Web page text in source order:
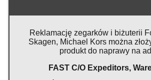
Reklamację zegarków i biżuterii
Skagen, Michael Kors można
produkt do naprawy na
FAST C/O Expeditors,